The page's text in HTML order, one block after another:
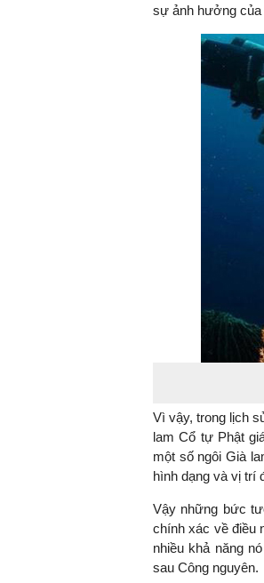
sự ảnh hưởng của
Vì vậy, trong lịch
lam Cổ tự Phật
một số ngôi Già
hình dạng và vị trí
Vậy những bức
chính xác về điều
nhiều khả năng
sau Công nguyên.